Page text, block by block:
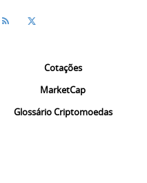
Cotações
MarketCap
Glossário Criptomoedas